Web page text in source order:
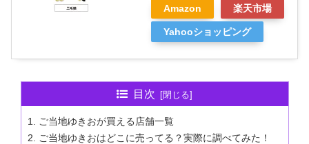
Amazon 楽天市場
Yahooショッピング
目次
ご当地ゆきおが買える店舗一覧
ご当地ゆきおはどこに売ってる？実際に調べてみた！